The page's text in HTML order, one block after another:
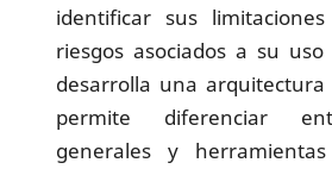
identificar sus
riesgos asociados a su
desarrolla una arquitectura
permite diferenciar
generales y herramientas